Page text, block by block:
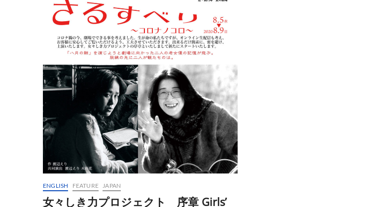
ENGLISH FEATURE JAPAN
女々しき力プロジェクト 序章 Girls’